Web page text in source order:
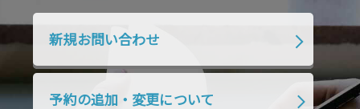
2019年10月 2019年9月
新規お問い合わせ
予約の追加・変更について